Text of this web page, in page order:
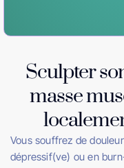
Sculpter
masse
Vous souffrez de
dépressif(ve) ou en